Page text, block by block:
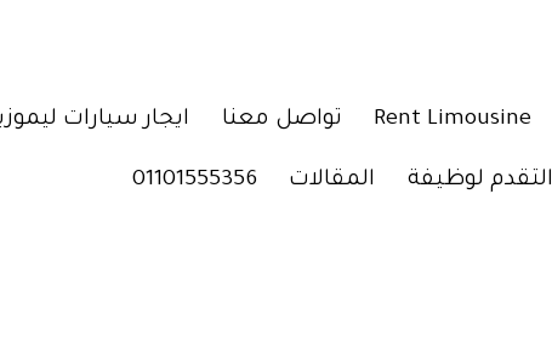
Rent Limousine تواصل معنا ايجار سيارات
التقدم لوظيفة المقالات 01101555356